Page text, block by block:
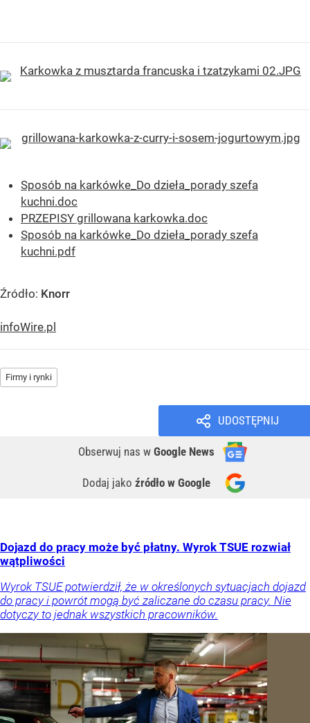
Sposób na karkówke_Do dzieła_porady szefa
kuchni.doc
PRZEPISY grillowana karkowka.doc
Sposób na karkówke_Do dzieła_porady szefa
kuchni.pdf
Źródło: Knorr
infoWire.pl
Firmy i rynki
UDOSTĘPNIJ
Obserwuj nas w Google News
Dodaj jako źródło w Google
Dojazd do pracy może być płatny. Wyrok TSUE rozwiał
wątpliwości
Wyrok TSUE potwierdził, że w określonych sytuacjach dojazd
do pracy i powrót mogą być zaliczane do czasu pracy. Nie
dotyczy to jednak wszystkich pracowników.